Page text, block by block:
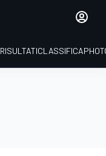
RISULTATICLASSIFICA